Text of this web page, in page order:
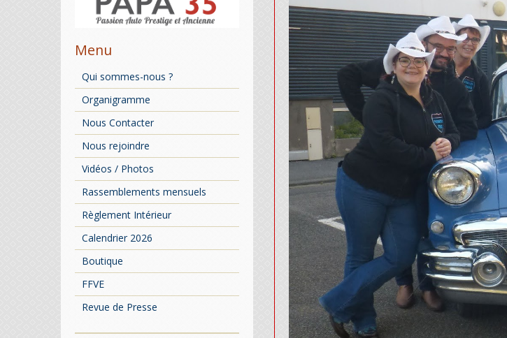
Menu
Qui sommes-nous ?
Organigramme
Nous Contacter
Nous rejoindre
Vidéos / Photos
Rassemblements mensuels
Règlement Intérieur
Calendrier 2026
Boutique
FFVE
Revue de Presse